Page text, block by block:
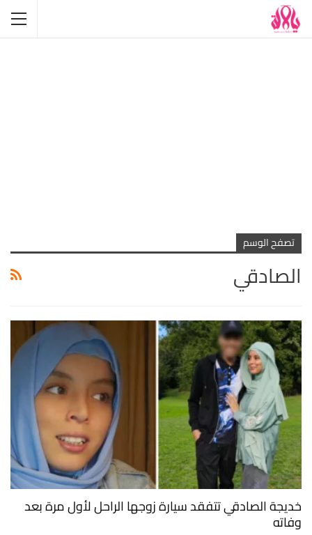
تصفح الوسم
الصادقي
خديجة الصادقي تتفقد سيارة زوجها الراحل لأول مرة بعد
وفاته